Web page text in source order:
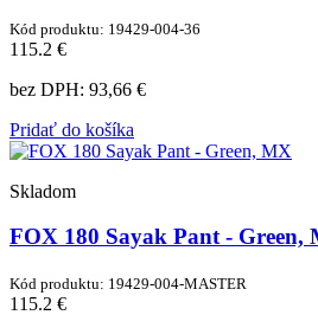
Kód produktu: 19429-004-36
115.2 €
bez DPH: 93,66 €
Pridať do košíka
Skladom
FOX 180 Sayak Pant - Green,
Kód produktu: 19429-004-MASTER
115.2 €